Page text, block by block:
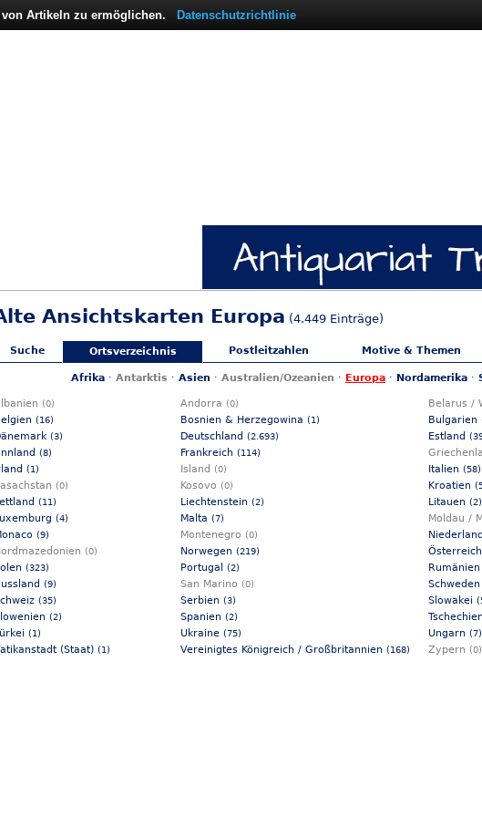
Ansichtskarten Europa (4.449 Einträge)
Suche Ortsverzeichnis Postleitzahlen Motive & Themen
Afrika · Antarktis · Asien · Australien/Ozeanien · Europa · Nordamerika ·
(0) Andorra (0) Belarus /
(16) Bosnien & Herzegowina (1) Bulgarien
(3) Deutschland (2.693) Estland
(8) Frankreich (114)
(1) Island (0) Italien (58)
(0) Kosovo (0) Kroatien
(11) Liechtenstein (2) Litauen (2)
(4) Malta (7) Moldau /
(9) Montenegro (0)
(0) Norwegen (219) Österreich
(323) Portugal (2) Rumänien
(9) San Marino (0) Schweden
(35) Serbien (3) Slowakei
(2) Spanien (2)
(1) Ukraine (75) Ungarn (7)
(Staat) (1) Vereinigtes Königreich / Großbritannien (168) Zypern (0)
Artikeln zu ermöglichen. Datenschutzrichtlinie